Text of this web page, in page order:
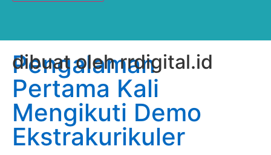
Pengalaman
Pertama Kali
Mengikuti Demo
Ekstrakurikuler
dibuat oleh rrdigital.id